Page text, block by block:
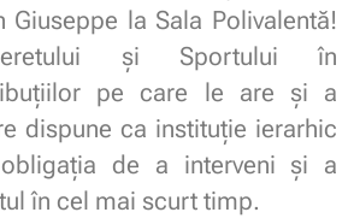
Giuseppe la Sala Polivalentă!
și Sportului în
pe care le are și a
dispune ca instituție ierarhic
de a interveni și a
în cel mai scurt timp.